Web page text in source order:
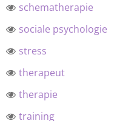
schematherapie
sociale psychologie
stress
therapeut
therapie
training